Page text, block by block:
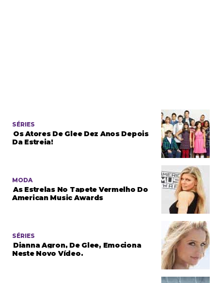
SÉRIES
Os Atores De Glee Dez Anos Depois
Da Estreia!
MODA
As Estrelas No Tapete Vermelho Do
American Music Awards
SÉRIES
Dianna Agron, De Glee, Emociona
Neste Novo Vídeo.